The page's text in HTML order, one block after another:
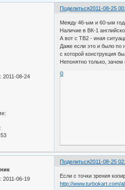
Поделиться2011-08-25
: 2011-08-24
Между 46-ым и 60-ым
Наличие в ВК-1
А вот с ТВ2 - иная
Даже если это и было по
с которой конструкция
Непонятно только,
0
Поделиться2011-08-25
: 2011-06-19
Если с точки зрения
http://www.turbokart.com/